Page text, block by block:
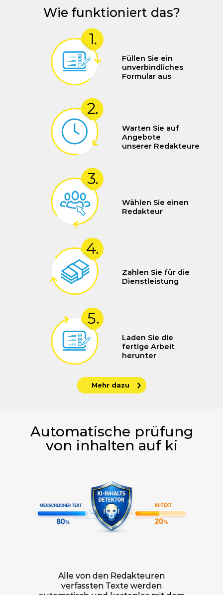
Wie funktioniert das?
Füllen Sie ein
unverbindliches
Formular aus
Warten Sie auf
Angebote
unserer Redakteure
Wählen Sie einen
Redakteur
Zahlen Sie für die
Dienstleistung
Laden Sie die
fertige Arbeit
herunter
Mehr dazu
Automatische prüfung
von inhalten auf ki
Alle von den Redakteuren
verfassten Texte werden